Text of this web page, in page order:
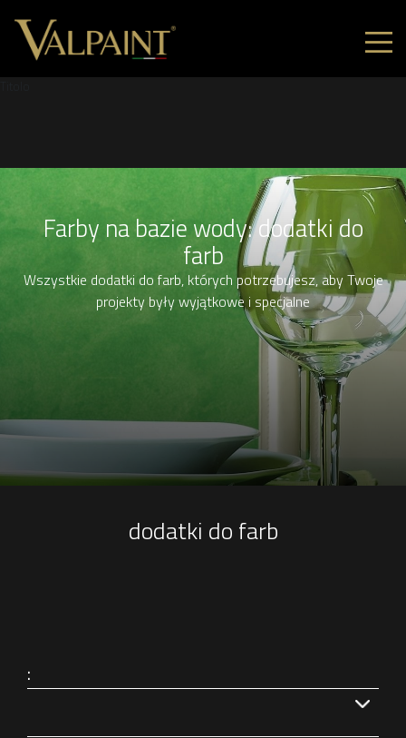
Farby na bazie wody: dodatki do
farb
Wszystkie dodatki do farb, których potrzebujesz, aby Twoje
projekty były wyjątkowe i specjalne
dodatki do farb
: